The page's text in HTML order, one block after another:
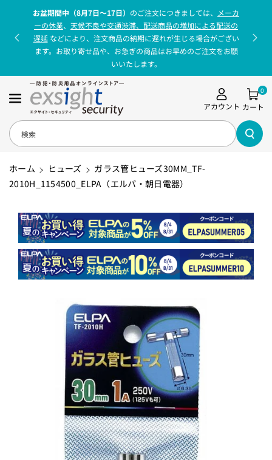
お盆期間中（8月7日〜17日） のご注文につきましては、
メーカ
ーの休業、 天候不良や交通渋滞、配送商品の増加による配送の
遅延などにより、注文商品の納期に遅れが生じる場合がござい
ます。お取り寄せ品や、お急ぎの商品はお早めのご注文をお願
いいたします。
検索
アカウント カート
0
ホーム ヒューズ
ガラス管ヒューズ30MM_TF-
2010H_1154500_ELPA（エルパ・朝日電器）